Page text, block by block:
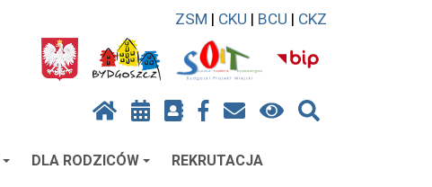
ZSM | CKU | BCU | CKZ
DLA RODZICÓW REKRUTACJA